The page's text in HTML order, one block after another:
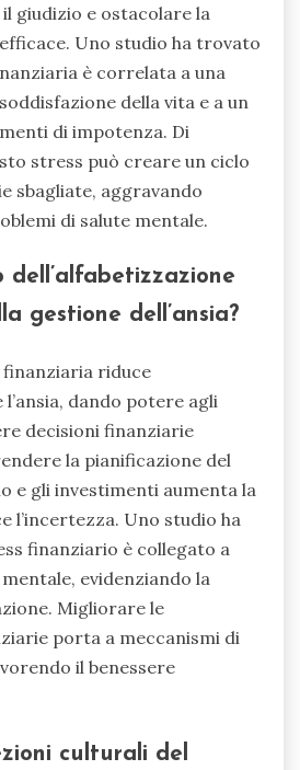
giudizio e ostacolare la
Uno studio ha trovato
è correlata a una
della vita e a un
di impotenza. Di
stress può creare un ciclo
sbagliate, aggravando
di salute mentale.
gestione dell’ansia?
finanziaria riduce
dando potere agli
decisioni finanziarie
la pianificazione del
e gli investimenti aumenta la
l’incertezza. Uno studio ha
finanziario è collegato a
evidenziando la
Migliorare le
porta a meccanismi di
il benessere
culturali del